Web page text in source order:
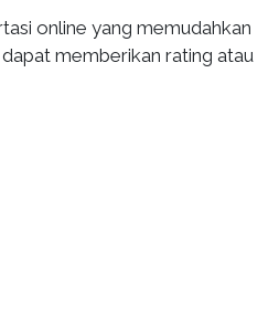
online yang memudahkan
memberikan rating atau